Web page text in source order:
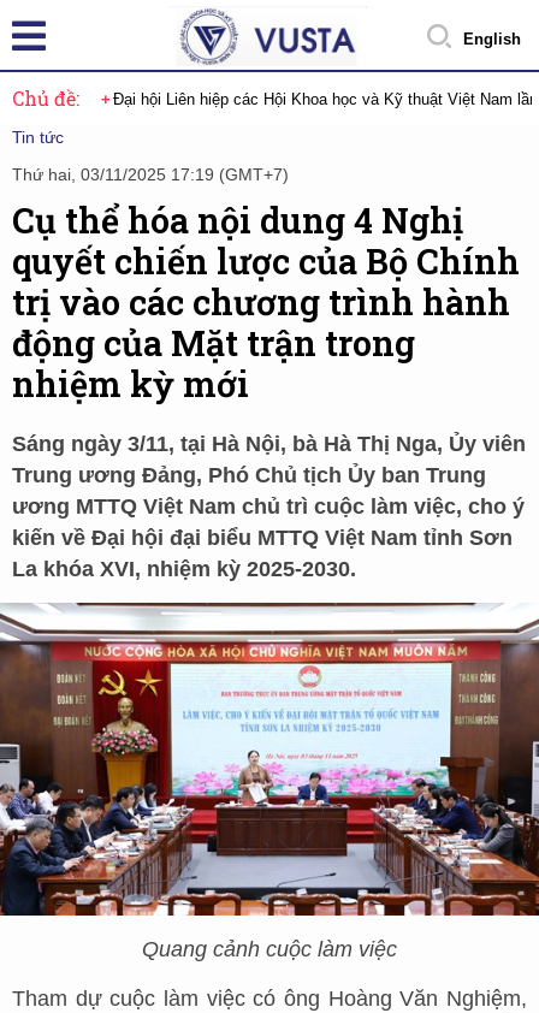
English
Chủ đề: Đại hội Liên hiệp các Hội Khoa học và Kỹ thuật Việt Nam
Tin tức
Thứ hai, 03/11/2025 17:19 (GMT+7)
Cụ thể hóa nội dung 4 Nghị
quyết chiến lược của Bộ Chính
trị vào các chương trình hành
động của Mặt trận trong
nhiệm kỳ mới
Sáng ngày 3/11, tại Hà Nội, bà Hà Thị Nga, Ủy viên
Trung ương Đảng, Phó Chủ tịch Ủy ban Trung
ương MTTQ Việt Nam chủ trì cuộc làm việc, cho ý
kiến về Đại hội đại biểu MTTQ Việt Nam tỉnh Sơn
La khóa XVI, nhiệm kỳ 2025-2030.
Quang cảnh cuộc làm việc
Tham dự cuộc làm việc có ông Hoàng Văn Nghiệm,